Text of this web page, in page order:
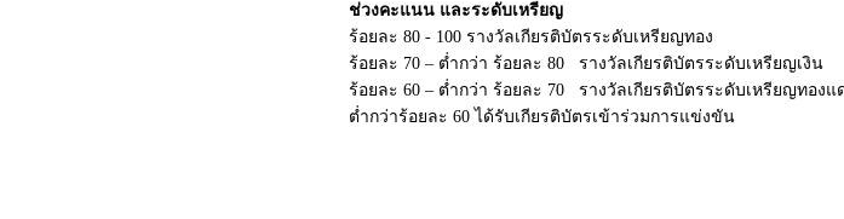
ช่วงคะแนน และระดับเหรียญ
ร้อยละ 80 - 100 รางวัลเกียรติบัตรระดับเหรียญทอง
ร้อยละ 70 – ต่ำกว่า ร้อยละ 80 รางวัลเกียรติบัตรระดับเหรียญเงิน
ร้อยละ 60 – ต่ำกว่า ร้อยละ 70 รางวัลเกียรติบัตรระดับเหรียญทองแ
ต่ำกว่าร้อยละ 60 ได้รับเกียรติบัตรเข้าร่วมการแข่งขัน